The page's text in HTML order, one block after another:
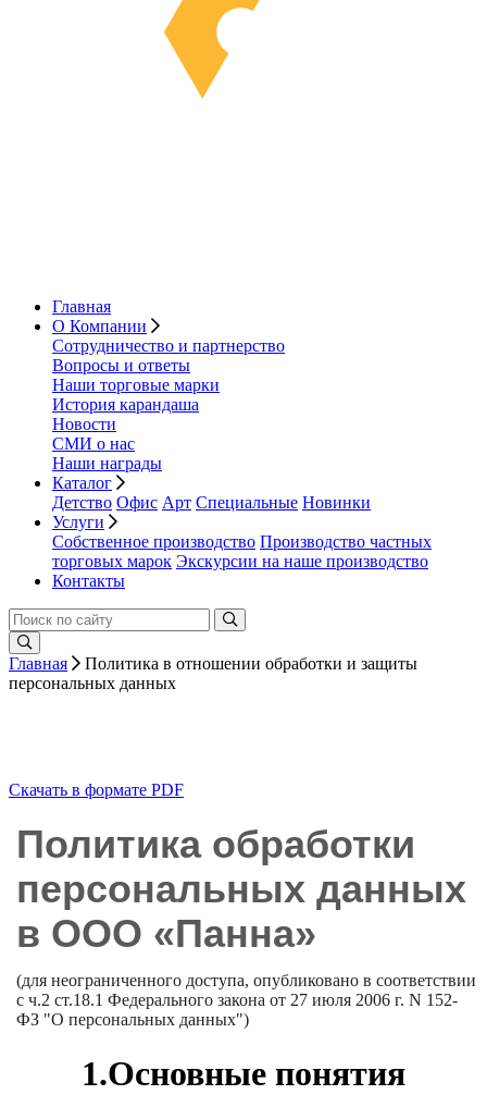
Главная
О Компании
Сотрудничество и партнерство
Вопросы и ответы
Наши торговые марки
История карандаша
Новости
СМИ о нас
Наши награды
Каталог
Детство Офис Арт Специальные Новинки
Услуги
Собственное производство Производство частных
торговых марок Экскурсии на наше производство
Контакты
Главная
Политика в отношении обработки и защиты
персональных данных
Скачать в формате PDF
Политика обработки
персональных данных
в ООО «Панна»
(для неограниченного доступа, опубликовано в соответствии
с ч.2 ст.18.1 Федерального закона от 27 июля 2006 г. N 152-
ФЗ "О персональных данных")
1.Основные понятия